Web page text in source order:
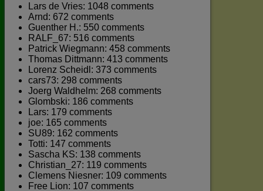
Lars de Vries: 1048 comments
Arnd: 672 comments
Guenther H.: 550 comments
RALF_67: 516 comments
Patrick Wiegmann: 458 comments
Thomas Dittmann: 413 comments
Lorenz Scheidl: 373 comments
cars73: 298 comments
Joerg Waldhelm: 268 comments
Glombski: 186 comments
Lars: 179 comments
joe: 165 comments
SU89: 162 comments
Totti: 147 comments
Sascha KS: 138 comments
Christian_27: 119 comments
Clemens Niesner: 109 comments
Free Lion: 107 comments